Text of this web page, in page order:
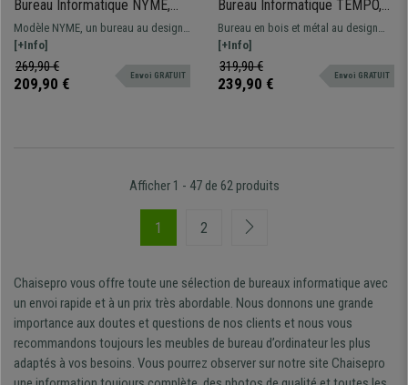
Bureau Informatique NYME,
Moderne et Pratique,
120x80x55 cm, Blanc
Modèle NYME, un bureau au design
nordique, qui se démarque par son
style, sa polyvalence et sa
fonctionnalité. Disponible en deux
[+Info]
269,90 €
209,90 € Envoi GRATUIT
Bureau Informatique TEMPO,
123x56,5x80 cm, Avec Tiroir,
en Métal Noir et Bois Couleur
Noyer
Bureau en bois et métal au design
moderne, qui s'adaptera à la
perfection à n’importe quelle pièce !
[+Info]
319,90 €
239,90 € Envoi GRATUIT
Afficher 1 - 47 de 62 produits
1 2
Chaisepro vous offre toute une sélection de bureaux informatique avec
un envoi rapide et à un prix très abordable. Nous donnons une grande
importance aux doutes et questions de nos clients et nous vous
recommandons toujours les meubles de bureau d’ordinateur les plus
adaptés à vos besoins. Vous pourrez observer sur notre site Chaisepro